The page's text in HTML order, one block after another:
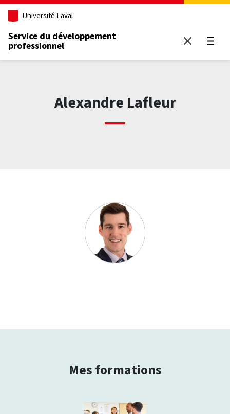
Aller au contenu principal
Université Laval
Service du développement
professionnel
Alexandre Lafleur
Mes formations